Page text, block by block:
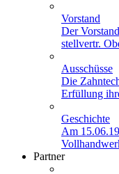
Vorstand
Der
stellvertr.
Ausschüsse
Die
Erfüllung
Geschichte
Am
Partner